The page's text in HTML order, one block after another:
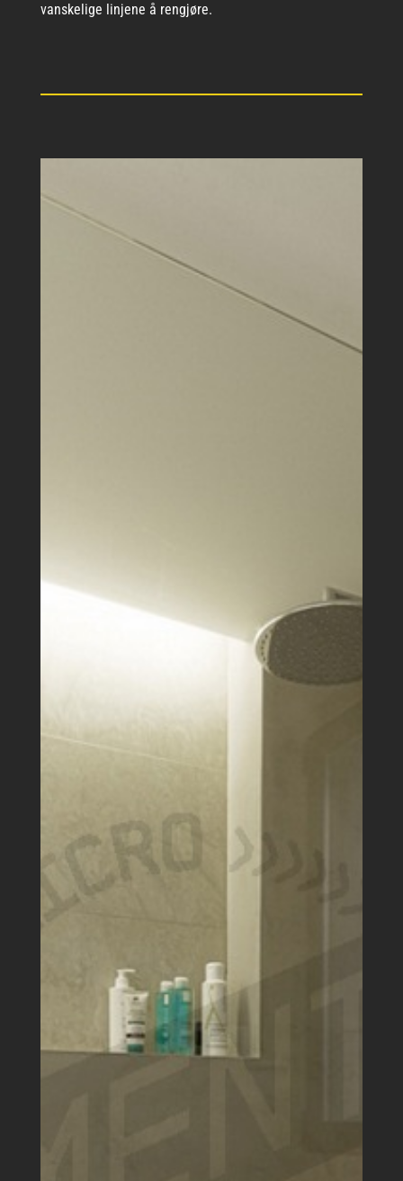
vanskelige linjene å rengjøre.